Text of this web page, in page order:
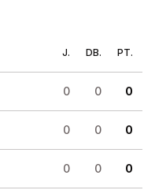
J. DB. PT.
0 0 0
0 0 0
0 0 0